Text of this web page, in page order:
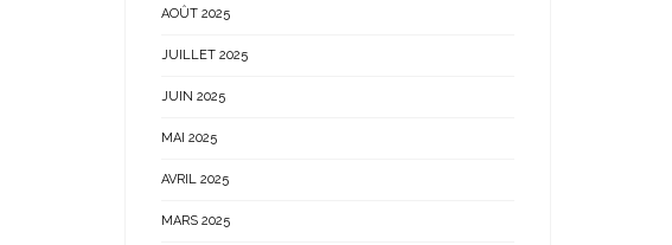
AOÛT 2025
JUILLET 2025
JUIN 2025
MAI 2025
AVRIL 2025
MARS 2025